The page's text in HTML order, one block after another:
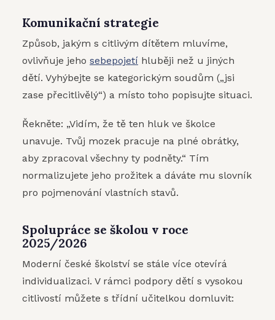
Komunikační strategie
Způsob, jakým s citlivým dítětem mluvíme,
ovlivňuje jeho sebepojetí hluběji než u jiných
dětí. Vyhýbejte se kategorickým soudům („jsi
zase přecitlivělý“) a místo toho popisujte situaci.
Řekněte: „Vidím, že tě ten hluk ve školce
unavuje. Tvůj mozek pracuje na plné obrátky,
aby zpracoval všechny ty podněty.“ Tím
normalizujete jeho prožitek a dáváte mu slovník
pro pojmenování vlastních stavů.
Spolupráce se školou v roce
2025/2026
Moderní české školství se stále více otevírá
individualizaci. V rámci podpory dětí s vysokou
citlivostí můžete s třídní učitelkou domluvit: